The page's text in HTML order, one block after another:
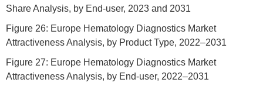
Share Analysis, by End-user, 2023 and 2031
Figure 26: Europe Hematology Diagnostics Market
Attractiveness Analysis, by Product Type, 2022–2031
Figure 27: Europe Hematology Diagnostics Market
Attractiveness Analysis, by End-user, 2022–2031